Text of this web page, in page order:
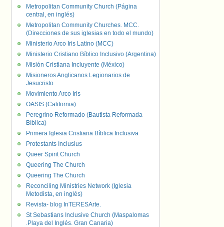
Metropolitan Community Church (Página
central, en inglés)
Metropolitan Community Churches. MCC.
(Direcciones de sus iglesias en todo el mundo)
Ministerio Arco Iris Latino (MCC)
Ministerio Cristiano Bíblico Inclusivo (Argentina)
Misión Cristiana Incluyente (México)
Misioneros Anglicanos Legionarios de
Jesucristo
Movimiento Arco Iris
OASIS (California)
Peregrino Reformado (Bautista Reformada
Bíblica)
Primera Iglesia Cristiana Bíblica Inclusiva
Protestants Inclusius
Queer Spirit Church
Queering The Church
Queering The Church
Reconciling Ministries Network (Iglesia
Metodista, en inglés)
Revista- blog InTERESArte.
St Sebastians Inclusive Church (Maspalomas
.Playa del Inglés. Gran Canaria)